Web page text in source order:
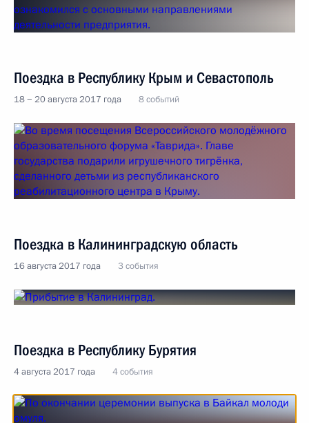
Поездка в Республику Крым и Севастополь
18 − 20 августа 2017 года 8 событий
Поездка в Калининградскую область
16 августа 2017 года 3 события
Поездка в Республику Бурятия
4 августа 2017 года 4 события